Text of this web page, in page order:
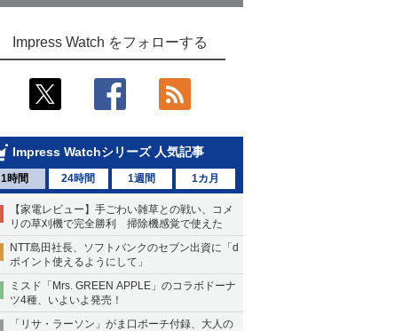
Impress Watch をフォローする
Impress Watchシリーズ 人気記事
1時間 24時間 1週間 1カ月
【家電レビュー】手ごわい雑草との戦い、コメ
リの草刈機で完全勝利 掃除機感覚で使えた
NTT島田社長、ソフトバンクのセブン出資に「d
ポイント使えるようにして」
ミスド「Mrs. GREEN APPLE」のコラボドーナ
ツ4種、いよいよ発売！
「リサ・ラーソン」がま口ポーチ付録、大人の